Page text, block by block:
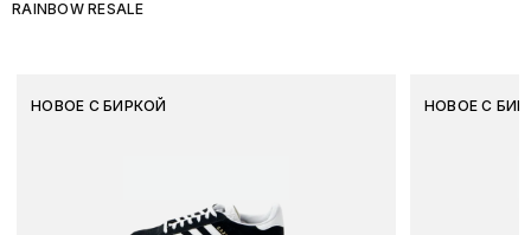
RAINBOW RESALE
НОВОЕ С БИРКОЙ НОВОЕ С